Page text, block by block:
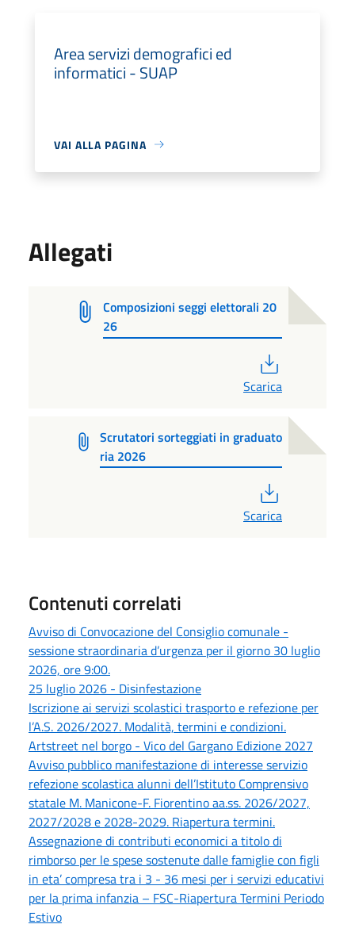
Area servizi demografici ed
informatici - SUAP
VAI ALLA PAGINA
Allegati
Composizioni seggi elettorali 20
26
Scarica
Scrutatori sorteggiati in graduato
ria 2026
Scarica
Contenuti correlati
Avviso di Convocazione del Consiglio comunale -
sessione straordinaria d’urgenza per il giorno 30 luglio
2026, ore 9:00.
25 luglio 2026 - Disinfestazione
Iscrizione ai servizi scolastici trasporto e refezione per
l’A.S. 2026/2027. Modalità, termini e condizioni.
Artstreet nel borgo - Vico del Gargano Edizione 2027
Avviso pubblico manifestazione di interesse servizio
refezione scolastica alunni dell’Istituto Comprensivo
statale M. Manicone-F. Fiorentino aa.ss. 2026/2027,
2027/2028 e 2028-2029. Riapertura termini.
Assegnazione di contributi economici a titolo di
rimborso per le spese sostenute dalle famiglie con figli
in eta’ compresa tra i 3 - 36 mesi per i servizi educativi
per la prima infanzia – FSC-Riapertura Termini Periodo
Estivo